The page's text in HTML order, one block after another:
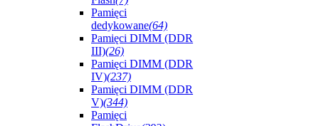
Pamięci
dedykowane(64)
Pamięci DIMM (DDR
III)(26)
Pamięci DIMM (DDR
IV)(237)
Pamięci DIMM (DDR
V)(344)
Pamięci